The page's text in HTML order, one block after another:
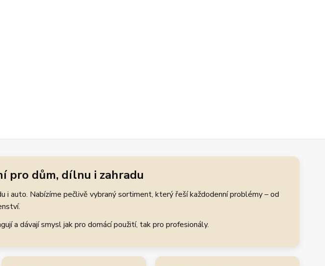
pro dům, dílnu i zahradu
i auto. Nabízíme pečlivě vybraný sortiment, který řeší každodenní problémy – od
a dávají smysl jak pro domácí použití, tak pro profesionály.